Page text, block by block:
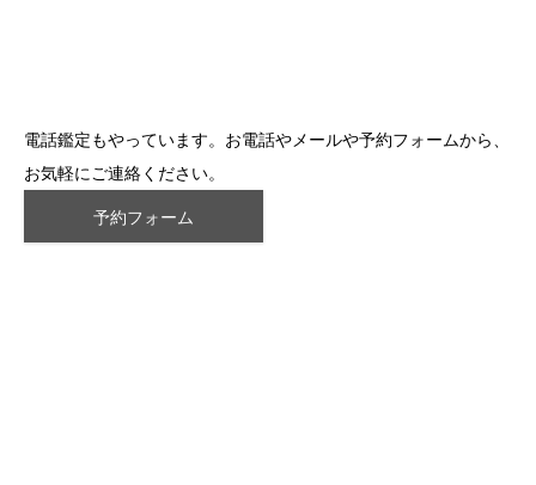
電話鑑定もやっています。お電話やメールや予約フォームから、
お気軽にご連絡ください。
予約フォーム